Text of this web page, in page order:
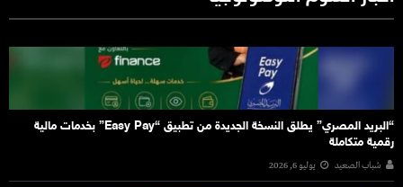
“البريد المصري” يطلق النسخة الجديدة من تطبيق “Easy Pay” بخدمات مالية
رقمية متكاملة
شباب الصعيد يوليو 6, 2026